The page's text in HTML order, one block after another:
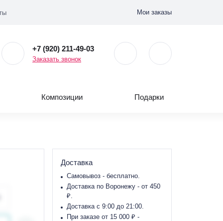
Мои заказы
+7 (920) 211-49-03
Заказать звонок
Композиции Подарки
Доставка
Самовывоз - бесплатно.
Доставка по Воронежу - от 450
₽.
Доставка с 9:00 до 21:00.
При заказе от 15 000 ₽ -